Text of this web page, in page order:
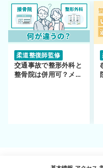
柔道整復師監修
交通事故で整形外科と
整骨院は併用可？メリ